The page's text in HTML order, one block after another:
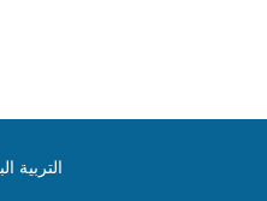
التربية